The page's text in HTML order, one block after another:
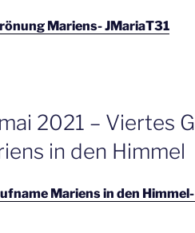
Mariens- JMariaT31
2021 – Viertes
in den Himmel
Mariens in den